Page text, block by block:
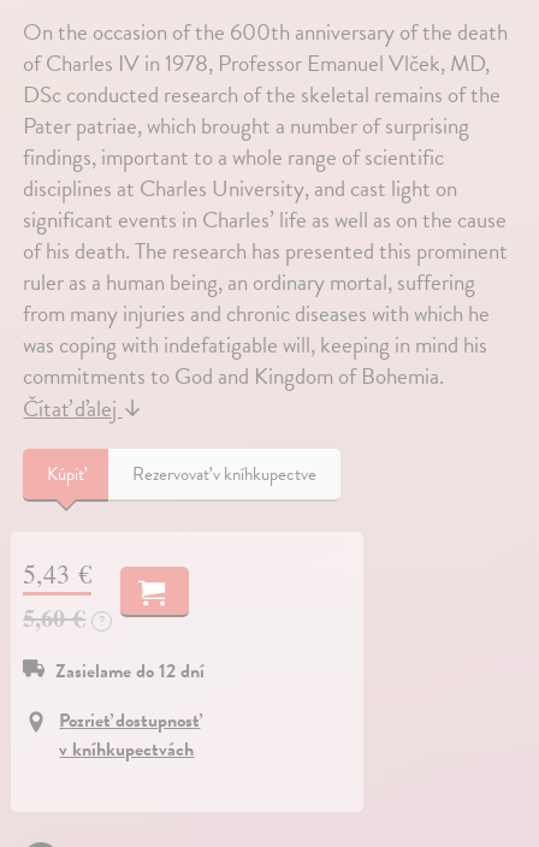
On the occasion of the 600th anniversary of the death
of Charles IV in 1978, Professor Emanuel Vlček, MD,
DSc conducted research of the skeletal remains of the
Pater patriae, which brought a number of surprising
findings, important to a whole range of scientific
disciplines at Charles University, and cast light on
significant events in Charles’ life as well as on the cause
of his death. The research has presented this prominent
ruler as a human being, an ordinary mortal, suffering
from many injuries and chronic diseases with which he
was coping with indefatigable will, keeping in mind his
commitments to God and Kingdom of Bohemia.
Čítať ďalej↓
Kúpiť Rezervovať v kníhkupectve
5,43 €
5,60 €
?
Zasielame do 12 dní
Pozrieť dostupnosť
v kníhkupectvách